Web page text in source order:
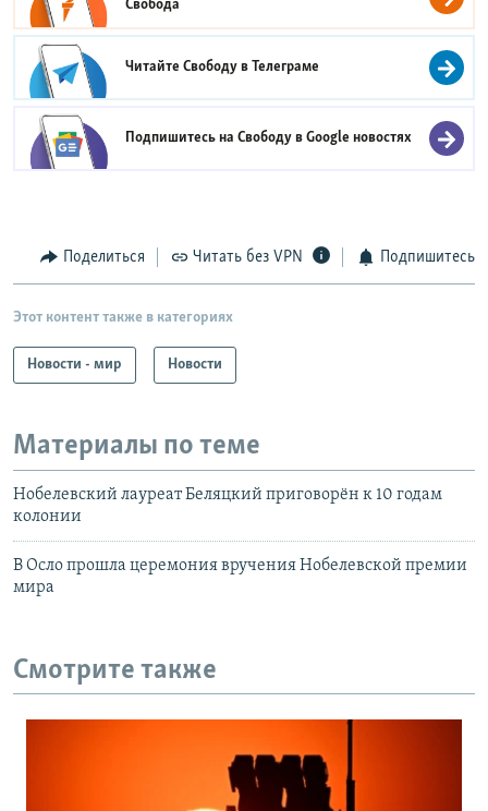
Свобода
Читайте Свободу вТелеграме
Подпишитесь на Свободу вGoogle новостях
Поделиться Читать без VPN Подпишитесь
Этот контент также в категориях
Новости - мир Новости
Материалы по теме
Нобелевский лауреат Беляцкий приговорён к 10 годам
колонии
В Осло прошла церемония вручения Нобелевской премии
мира
Смотрите также